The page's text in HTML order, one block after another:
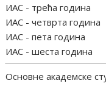
ИАС - трећа година
ИАС - четврта година
ИАС - пета година
ИАС - шеста година
Основне академске